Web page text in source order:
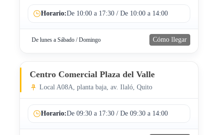
Horario:De 10:00 a 17:30 / De 10:00 a 14:00
De lunes a Sábado / Domingo Cómo llegar
Centro Comercial Plaza del Valle
Local A08A, planta baja, av. Ilaló, Quito
Horario:De 09:30 a 17:30 / De 09:30 a 14:00